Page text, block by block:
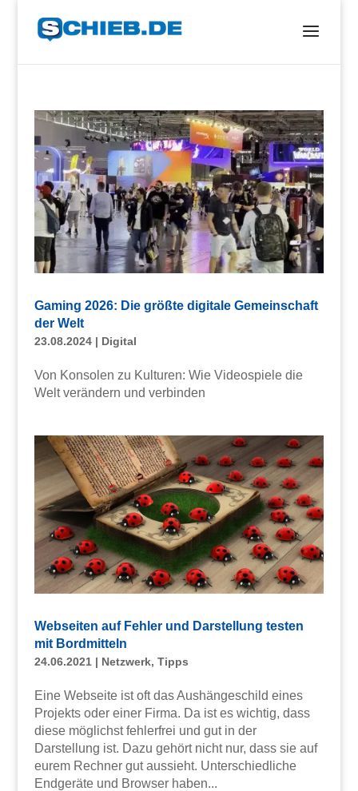
Gaming 2026: Die größte digitale Gemeinschaft
der Welt
23.08.2024| Digital
Von Konsolen zu Kulturen: Wie Videospiele die
Welt verändern und verbinden
Webseiten auf Fehler und Darstellung testen
mit Bordmitteln
24.06.2021| Netzwerk, Tipps
Eine Webseite ist oft das Aushängeschild eines
Projekts oder einer Firma. Da ist es wichtig, dass
diese möglichst fehlerfrei und gut in der
Darstellung ist. Dazu gehört nicht nur, dass sie auf
eurem Rechner gut aussieht. Unterschiedliche
Endgeräte und Browser haben...